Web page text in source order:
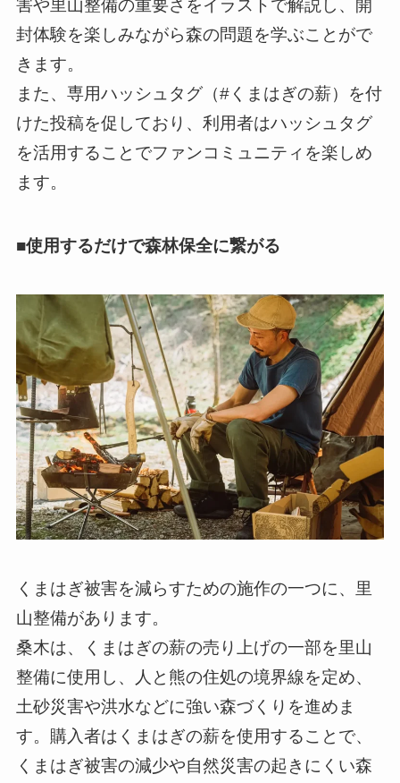
害や里山整備の重要さをイラストで解説し、開
封体験を楽しみながら森の問題を学ぶことがで
きます。
また、専用ハッシュタグ（#くまはぎの薪）を付
けた投稿を促しており、利用者はハッシュタグ
を活用することでファンコミュニティを楽しめ
ます。
■使用するだけで森林保全に繋がる
くまはぎ被害を減らすための施作の一つに、里
山整備があります。
桑木は、くまはぎの薪の売り上げの一部を里山
整備に使用し、人と熊の住処の境界線を定め、
土砂災害や洪水などに強い森づくりを進めま
す。購入者はくまはぎの薪を使用することで、
くまはぎ被害の減少や自然災害の起きにくい森